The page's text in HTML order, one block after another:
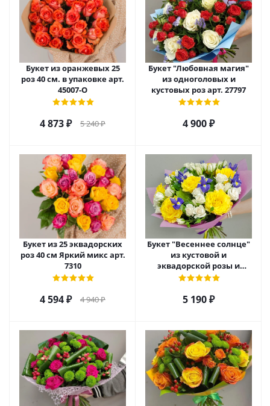
Букет из оранжевых 25
роз 40 см. в упаковке арт.
45007-О
4 873₽ 5 240₽
Букет "Любовная магия"
из одноголовых и
кустовых роз арт. 27797
4 900₽
Букет из 25 эквадорских
роз 40 см Яркий микс арт.
7310
4 594₽ 4 940₽
Букет "Весеннее солнце"
из кустовой и
эквадорской розы и
ирисов. арт. 28484
5 190₽